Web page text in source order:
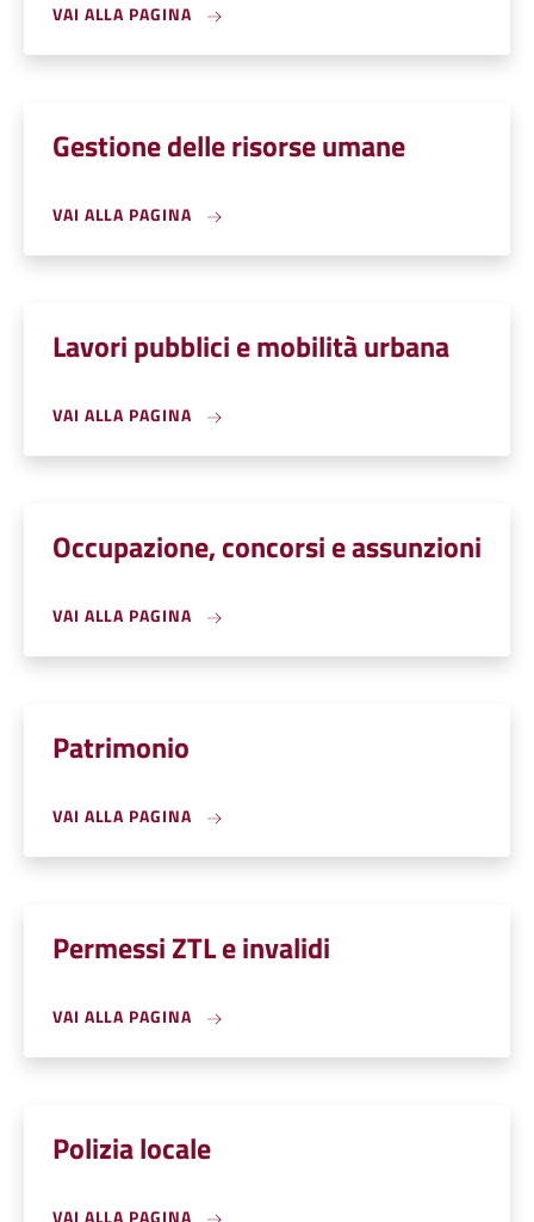
VAI ALLA PAGINA
Gestione delle risorse umane
VAI ALLA PAGINA
Lavori pubblici e mobilità urbana
VAI ALLA PAGINA
Occupazione, concorsi e assunzioni
VAI ALLA PAGINA
Patrimonio
VAI ALLA PAGINA
Permessi ZTL e invalidi
VAI ALLA PAGINA
Polizia locale
VAI ALLA PAGINA